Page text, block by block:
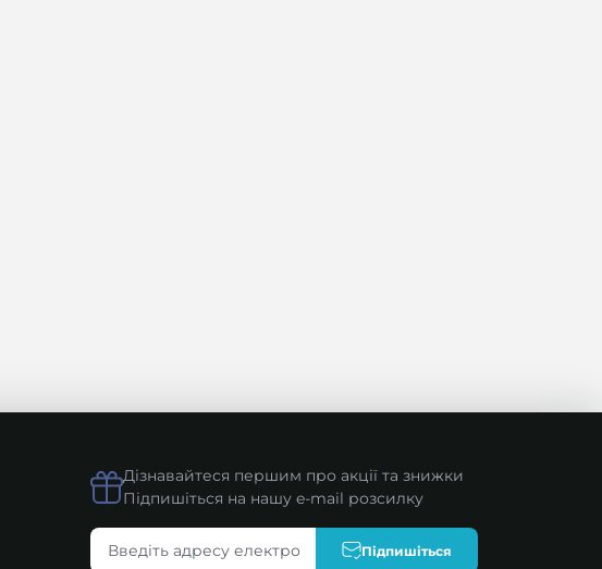
Дізнавайтеся першим про акції та знижки
Підпишіться на нашу e-mail розсилку
Підпишіться